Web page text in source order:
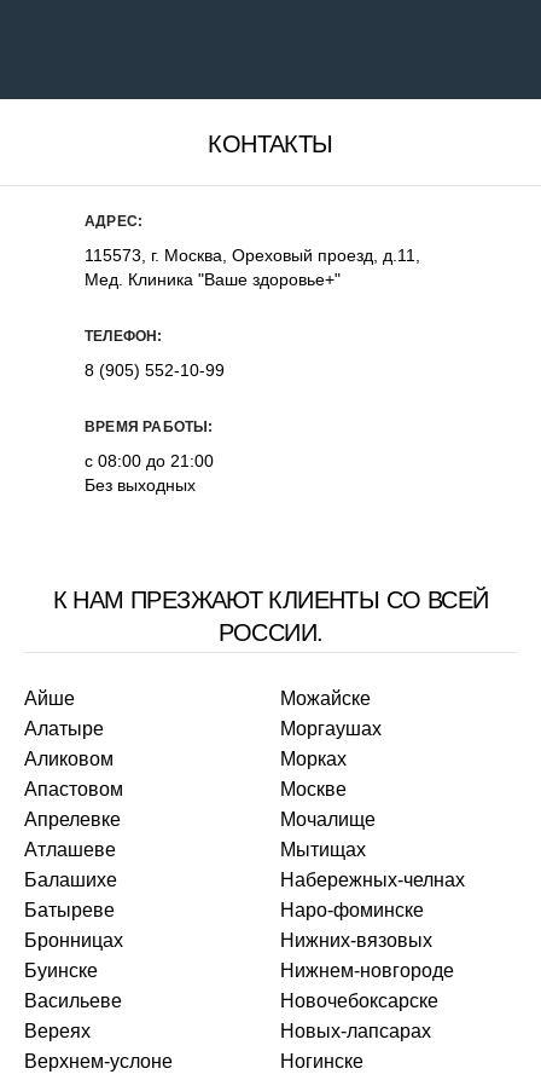
КОНТАКТЫ
АДРЕС:
115573, г. Москва, Ореховый проезд, д.11,
Мед. Клиника "Ваше здоровье+"
ТЕЛЕФОН:
8 (905) 552-10-99
ВРЕМЯ РАБОТЫ:
с 08:00 до 21:00
Без выходных
К НАМ ПРЕЗЖАЮТ КЛИЕНТЫ СО ВСЕЙ
РОССИИ.
Айше
Алатыре
Аликовом
Апастовом
Апрелевке
Атлашеве
Балашихе
Батыреве
Бронницах
Буинске
Васильеве
Вереях
Верхнем-услоне
Можайске
Моргаушах
Морках
Москве
Мочалище
Мытищах
Набережных-челнах
Наро-фоминске
Нижних-вязовых
Нижнем-новгороде
Новочебоксарске
Новых-лапсарах
Ногинске